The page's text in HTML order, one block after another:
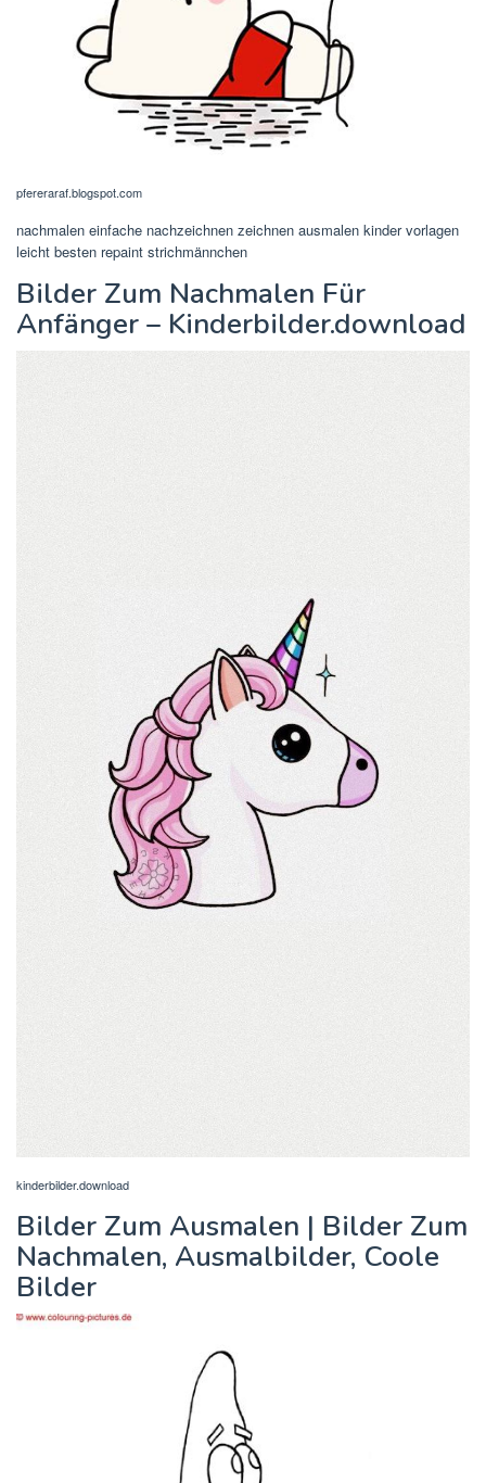
pfereraraf.blogspot.com
nachmalen einfache nachzeichnen zeichnen ausmalen kinder vorlagen
leicht besten repaint strichmännchen
Bilder Zum Nachmalen Für
Anfänger – Kinderbilder.download
kinderbilder.download
Bilder Zum Ausmalen | Bilder Zum
Nachmalen, Ausmalbilder, Coole
Bilder